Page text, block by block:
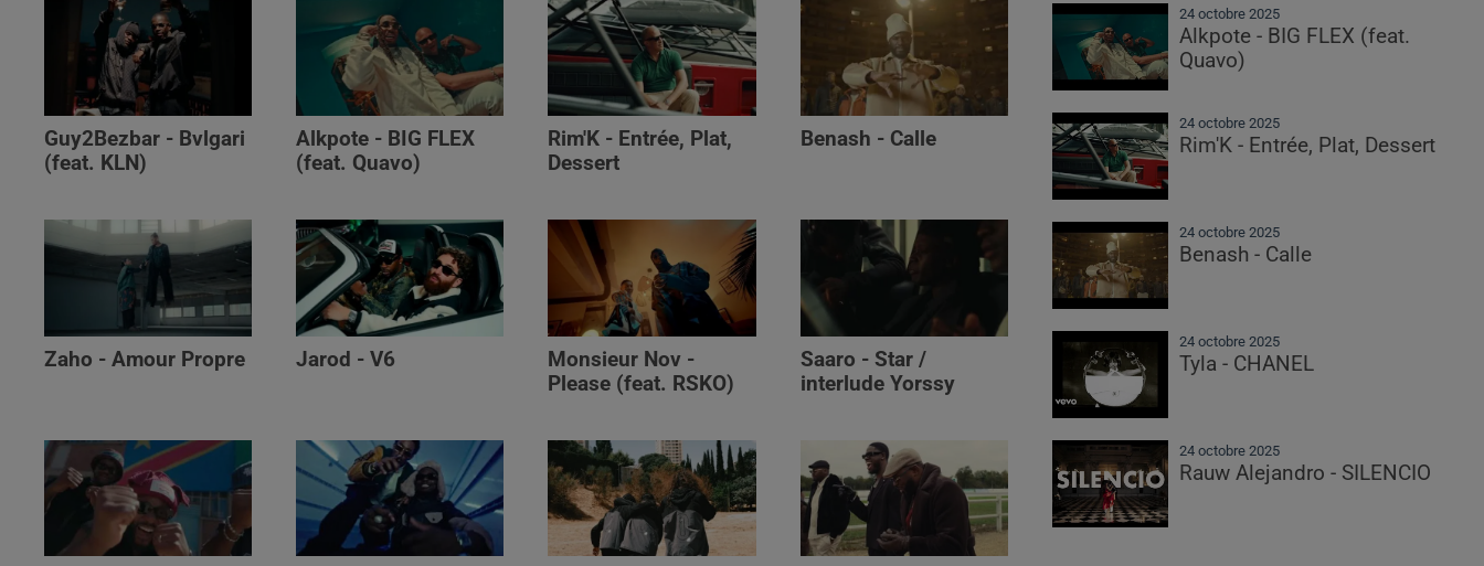
Guy2Bezbar - Bvlgari
(feat. KLN)
Alkpote - BIG FLEX
(feat. Quavo)
Rim'K - Entrée, Plat,
Dessert
Benash - Calle
Zaho - Amour Propre Jarod - V6
Monsieur Nov‬ -
Please (feat. RSKO)
Saaro - Star /
interlude Yorssy
24 octobre 2025
Alkpote - BIG FLEX (feat.
Quavo)
24 octobre 2025
Rim'K - Entrée, Plat, Dessert
24 octobre 2025
Benash - Calle
24 octobre 2025
Tyla - CHANEL
24 octobre 2025
Rauw Alejandro - SILENCIO